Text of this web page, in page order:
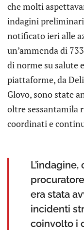
che molti
indagini
notificato ieri alle
un’ammenda di
di norme su salute
piattaforme, da
Glovo, sono state
oltre sessantamila
coordinati e
era stata
incidenti
coinvolto i